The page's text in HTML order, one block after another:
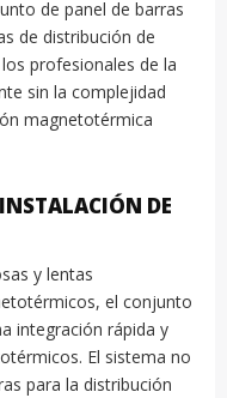
de panel de barras
de distribución de
profesionales de la
sin la complejidad
magnetotérmica
DE
y lentas
el conjunto
integración rápida y
El sistema no
para la distribución